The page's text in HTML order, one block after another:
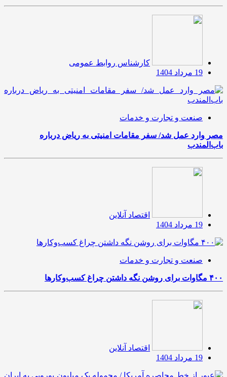
کارشناس روابط عمومی
19 مرداد 1404
صنعت و تجارت و خدمات
مصر وارد عمل شد/ سفر مقامات امنیتی به ریاض درباره
باب‌المندب
اقتصاد آنلاین
19 مرداد 1404
صنعت و تجارت و خدمات
۴۰۰ مگاوات برای روشن نگه داشتن چراغ کسب‌وکار‌ها
اقتصاد آنلاین
19 مرداد 1404